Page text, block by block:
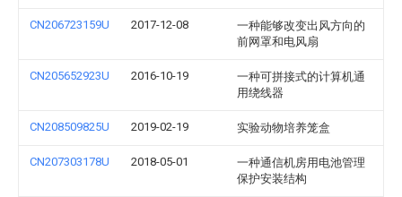
CN206723159U 2017-12-08
一种能够改变出风方向的
前网罩和电风扇
CN205652923U 2016-10-19
一种可拼接式的计算机通
用绕线器
CN208509825U 2019-02-19 实验动物培养笼盒
CN207303178U 2018-05-01
一种通信机房用电池管理
保护安装结构